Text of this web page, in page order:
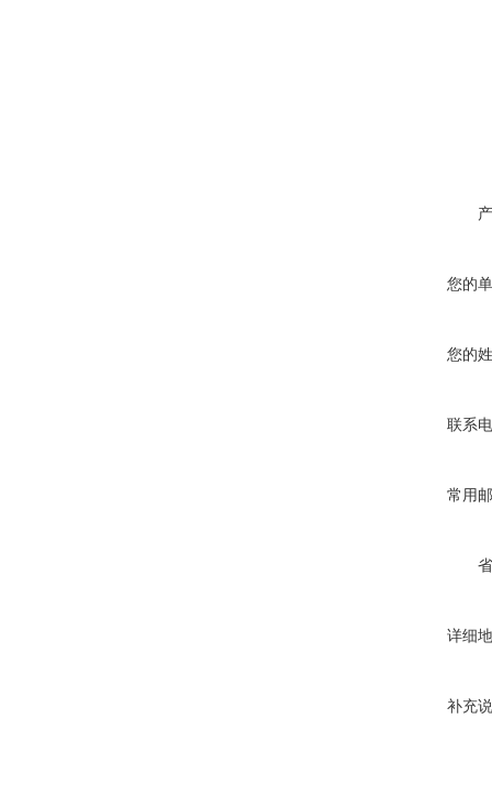
您的
您的
联系
常用
详细
补充